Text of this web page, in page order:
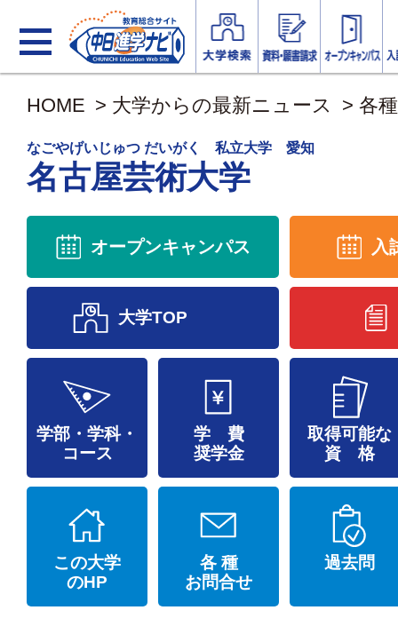
HOME > 大学からの最新ニュース > 各
なごやげいじゅつ だいがく 私立大学 愛知
名古屋芸術大学
オープンキャンパス 入
大学TOP
学部・学科・
コース
学 費
奨学金
取得可能な
資 格
この大学
のHP
各 種
お問合せ
過去問